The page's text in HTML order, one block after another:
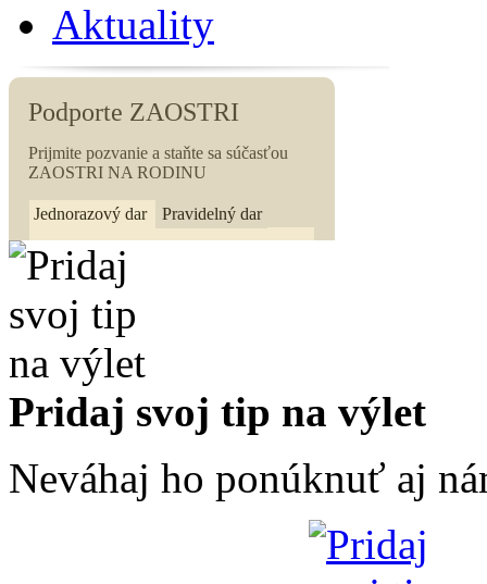
Aktuality
Pridaj svoj tip na výlet
Neváhaj ho ponúknuť aj